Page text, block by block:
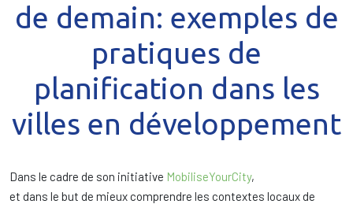
de demain: exemples de
pratiques de
planification dans les
villes en développement
Dans le cadre de son initiative MobiliseYourCity,
et dans le but de mieux comprendre les contextes locaux de